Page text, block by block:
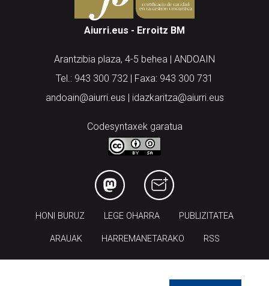
Aiurri.eus - Erroitz BM
Arantzibia plaza, 4-5 behea | ANDOAIN
Tel.: 943 300 732 | Faxa: 943 300 731
andoain@aiurri.eus | idazkaritza@aiurri.eus
Codesyntaxek garatua
HONI BURUZ LEGE OHARRA PUBLIZITATEA
ARAUAK HARREMANETARAKO RSS